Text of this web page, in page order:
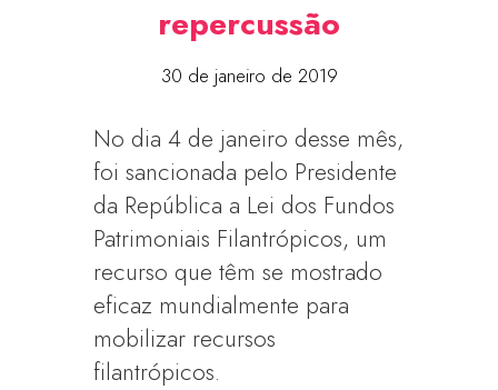
repercussão
30 de janeiro de 2019
No dia 4 de janeiro desse mês,
foi sancionada pelo Presidente
da República a Lei dos Fundos
Patrimoniais Filantrópicos, um
recurso que têm se mostrado
eficaz mundialmente para
mobilizar recursos
filantrópicos.